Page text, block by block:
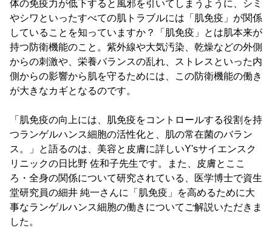
体の免疫力が低下すると風邪を引いてしまうように、シミ
やシワといったすべての肌トラブルには「肌免疫」が関係
していることを知っていますか？「肌免疫」とは肌本来が
持つ防衛機能のこと。紫外線や大気汚染、乾燥などの外側
からの刺激や、栄養バランスの乱れ、ストレスといった内
側からの影響から肌を守るためには、この防衛機能の働き
が大きなカギとなるのです。
「肌免疫の向上には、肌免疫をコントロールする役割を持
つランゲルハンス細胞の活性化と、肌の常在菌のバラン
ス。」と語るのは、美容と皮膚に詳しいY'sサイエンスク
リニックの日比野 佐和子先生です。また、皮膚とここ
ろ・全身の関係について研究されている、医学博士で資生
堂研究員の細井 純一さんに「肌免疫」を高めるために大
事なランゲルハンス細胞の働きについてご解説いただきま
した。